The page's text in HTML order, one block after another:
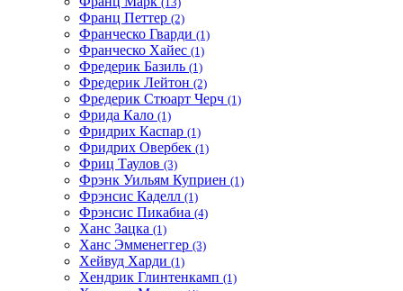
Франц Петтер (2)
Франческо Гварди (1)
Франческо Хайес (1)
Фредерик Базиль (1)
Фредерик Лейтон (2)
Фредерик Стюарт Черч (1)
Фрида Кало (1)
Фридрих Каспар (1)
Фридрих Овербек (1)
Фриц Таулов (3)
Фрэнк Уильям Куприен (1)
Фрэнсис Каделл (1)
Фрэнсис Пикабиа (4)
Ханс Зацка (1)
Ханс Эмменеггер (3)
Хейвуд Харди (1)
Хендрик Глинтенкамп (1)